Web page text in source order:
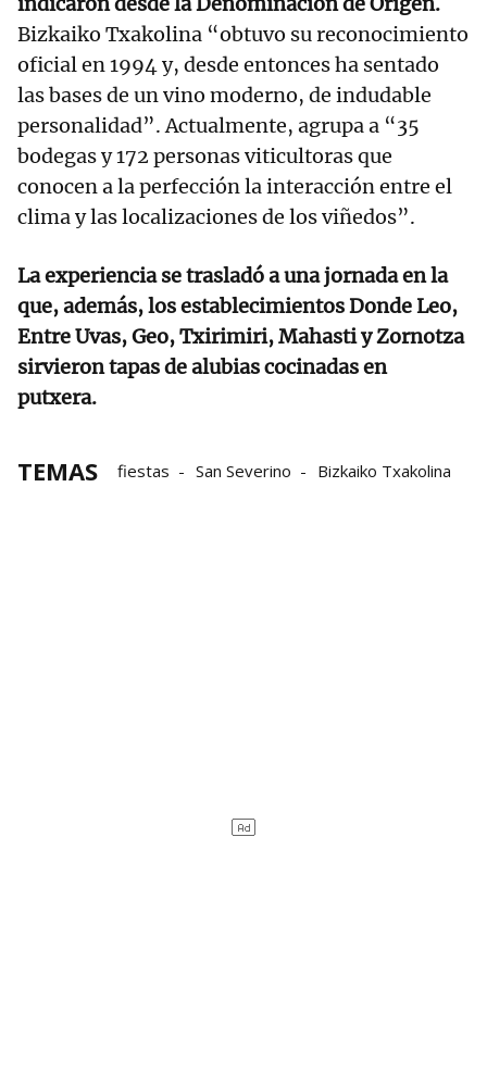
Bizkaiko Txakolina “obtuvo su reconocimiento
oficial en 1994 y, desde entonces ha sentado
las bases de un vino moderno, de indudable
personalidad”. Actualmente, agrupa a “35
bodegas y 172 personas viticultoras que
conocen a la perfección la interacción entre el
clima y las localizaciones de los viñedos”.
La experiencia se trasladó a una jornada en la
que, además, los establecimientos Donde Leo,
Entre Uvas, Geo, Txirimiri, Mahasti y Zornotza
sirvieron tapas de alubias cocinadas en
putxera.
TEMAS fiestas San Severino Bizkaiko Txakolina